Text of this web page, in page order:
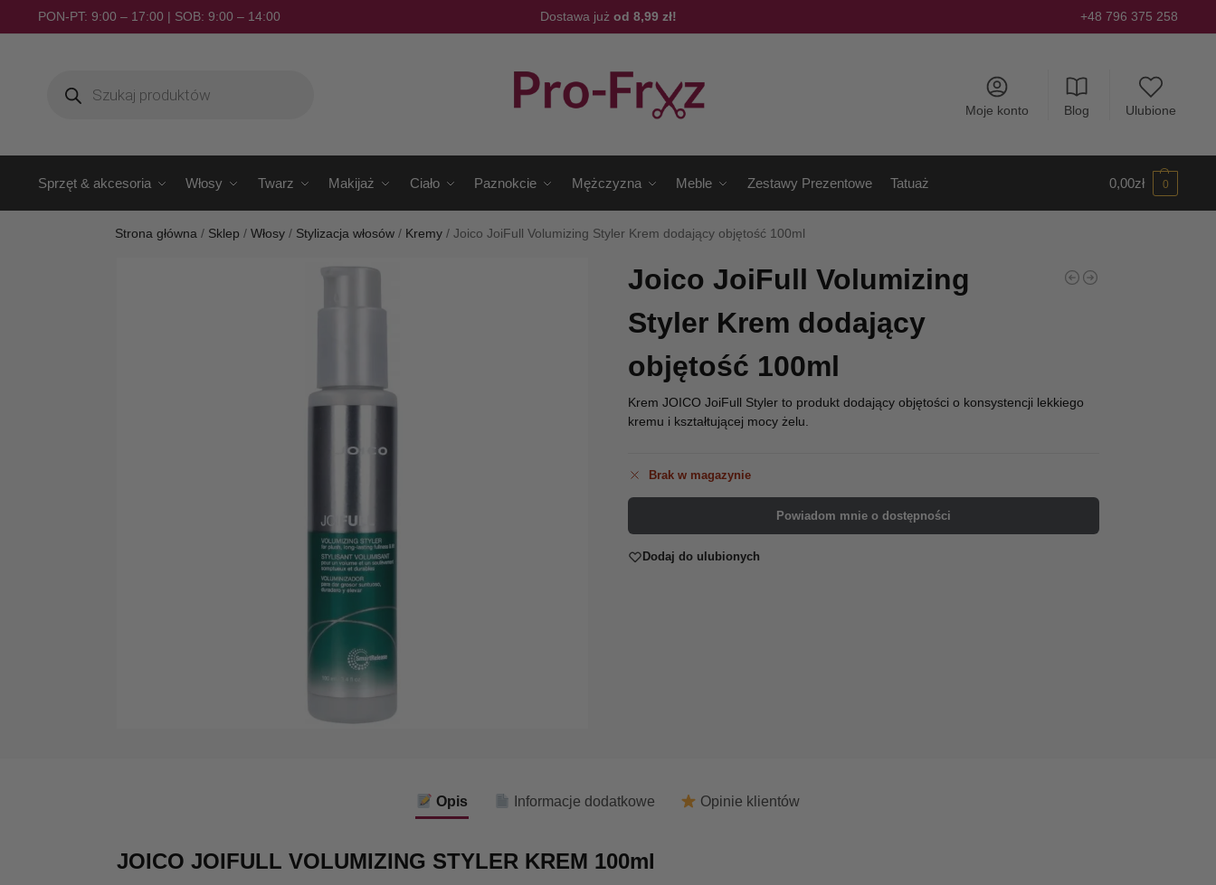
PON-PT: 9:00 – 17:00 | SOB: 9:00 – 14:00 Dostawa już od 8,99 zł! +48 796 375 258
Moje konto Blog Ulubione
Sprzęt & akcesoria Włosy Twarz Makijaż Ciało Paznokcie Mężczyzna Meble Zestawy Prezentowe Tatuaż 0,00zł 0
Strona główna / Sklep /Włosy / Stylizacja włosów / Kremy /Joico JoiFull Volumizing Styler Krem dodający objętość 100ml
Joico JoiFull Volumizing
Styler Krem dodający
objętość 100ml
Krem JOICO JoiFull Styler to produkt dodający objętości o konsystencji lekkiego
kremu i kształtującej mocy żelu.
Brak w magazynie
Powiadom mnie o dostępności
Dodaj do ulubionych
Opis Informacje dodatkowe Opinie klientów
JOICO JOIFULL VOLUMIZING STYLER KREM 100ml